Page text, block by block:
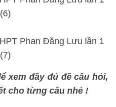
xem đầy đủ đề câu hỏi,
cho từng câu nhé !